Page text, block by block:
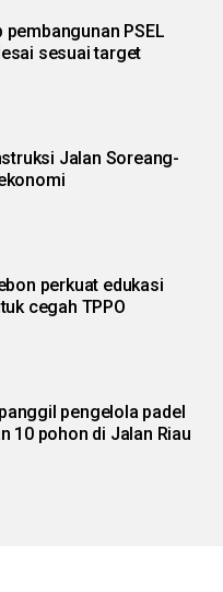
pembangunan PSEL
sesuai target
perkuat edukasi
cegah TPPO
pengelola padel
10 pohon di Jalan Riau